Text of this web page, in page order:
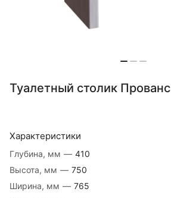
Туалетный столик Прованс
Характеристики
Глубина, мм — 410
Высота, мм — 750
Ширина, мм — 765